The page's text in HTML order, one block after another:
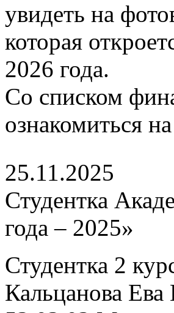
увидеть на
которая
2026 года.
Со списком
ознакомиться
25.11.2025
Студентка
года – 2025»
Студентка 2
Кальцанова Ева